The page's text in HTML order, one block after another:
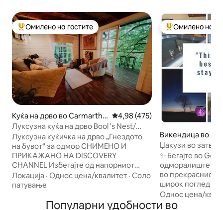
Меѓу најуспешните „Омилени на гостите“
Омилено на гостите
Куќа на дрво во Carmarthe
nshire
Просечна оцена: 4,98 од 5,
4,98 (475)
Луксузна куќа на дрво Bool 's Nest/
Nyth y Gwdihiter}
Луксузна куќичка на дрво „Гнездото
на бувот“ за одмор СНИМЕНО И
ПРИКАЖАНО НА DISCOVERY
CHANNEL Избегајте од напорниот
живот во нашата изолирана, рачно
изградена луксузна куќа на дрво,
Кармартеншир. Преминете ги
Локација · Однос цена/квалитет · Соло
патување
Меѓу
Омилено на
Викендица во
re
Џакузи во
камин •
✨ Бегајте во
одморалиште во
во прекрасниот
широк поглед
приватна
када и магична
Однос цена/
Популарни удобности во